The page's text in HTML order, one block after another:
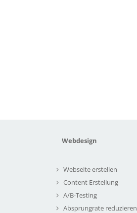
Webdesign
Webseite erstellen
Content Erstellung
A/B-Testing
Absprungrate reduzieren